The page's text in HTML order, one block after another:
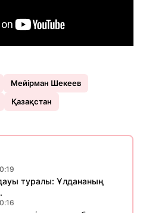
Мейірман Шекеев
Қазақстан
дауы туралы: Ұлдананың